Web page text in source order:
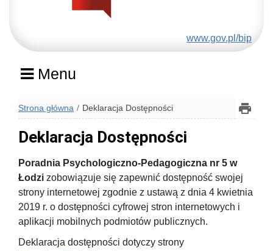
www.gov.pl/bip
Menu
Strona główna Deklaracja Dostępności
Deklaracja Dostępności
Poradnia Psychologiczno-Pedagogiczna nr 5 w
Łodzi zobowiązuje się zapewnić dostępność swojej
strony internetowej zgodnie z ustawą z dnia 4 kwietnia
2019 r. o dostępności cyfrowej stron internetowych i
aplikacji mobilnych podmiotów publicznych.
Deklaracja dostępności dotyczy strony